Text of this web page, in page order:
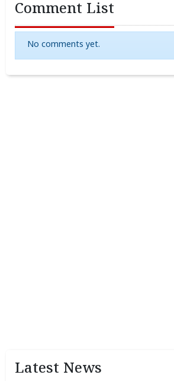
Comment List
No comments yet.
Latest News